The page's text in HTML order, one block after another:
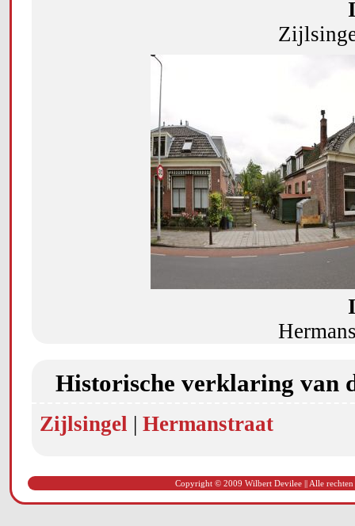
Historische verklaring van
Zijlsingel | Hermanstraat
Copyright © 2009 Wilbert Devilee || Alle